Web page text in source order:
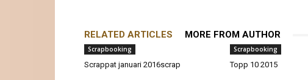
RELATED ARTICLES MORE FROM AUTHOR
Scrapbooking
Scrappat januari 2016scrap
Scrapbooking
Topp 10 2015